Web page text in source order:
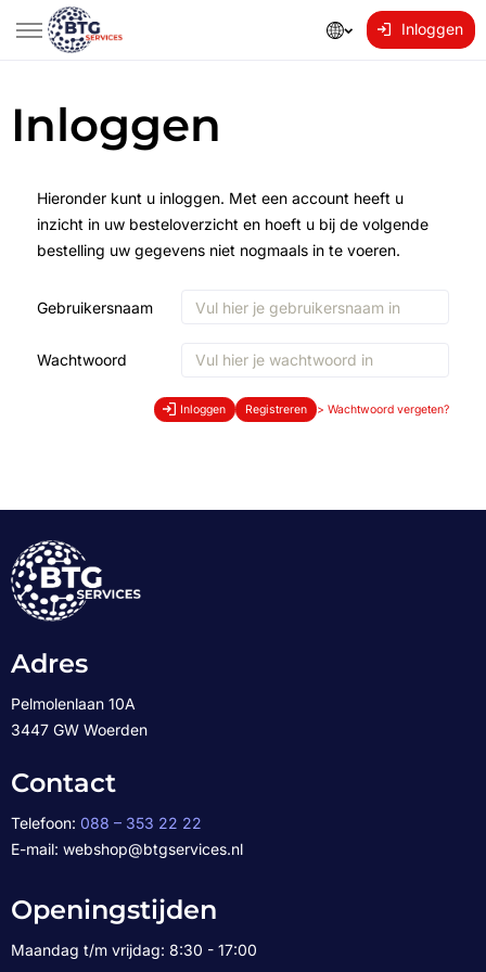
Inloggen
Inloggen
Hieronder kunt u inloggen. Met een account heeft u
inzicht in uw besteloverzicht en hoeft u bij de volgende
bestelling uw gegevens niet nogmaals in te voeren.
Gebruikersnaam
Wachtwoord
Inloggen Registreren > Wachtwoord vergeten?
Adres
Pelmolenlaan 10A
3447 GW Woerden
Contact
Telefoon: 088 – 353 22 22
E-mail: webshop@btgservices.nl
Openingstijden
Maandag t/m vrijdag: 8:30 - 17:00